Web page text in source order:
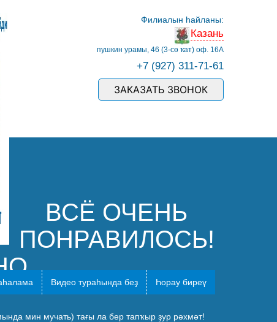
Филиалын һайланы:
Казань
пушкин урамы, 46 (3-сө ҡат) оф. 16А
+7 (927) 311-71-61
ЗАКАЗАТЬ ЗВОНОК
Видео тураһында беҙ Һорау биреү
ВСЁ ОЧЕНЬ
ПОНРАВИЛОСЬ!
мин мучать) тағы ла бер тапҡыр ҙур рәхмәт!